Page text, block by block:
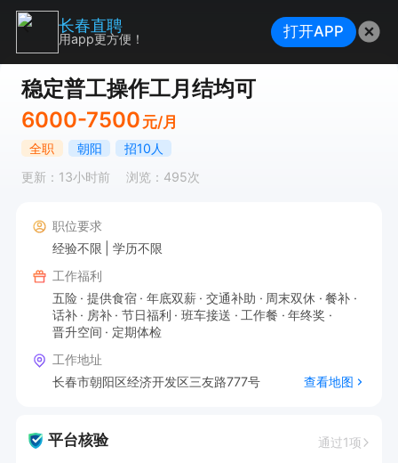
稳定普工操作工月结均可
6000-7500 元/月
全职 朝阳
招10人
更新：13小时前
浏览：495次
职位要求
经验不限
学历不限
工作福利
五险
提供食宿 年底双薪 交通补助 周末双休
餐补
话补
房补 节日福利 班车接送 工作餐
年终奖
晋升空间
定期体检
工作地址
长春市朝阳区经济开发区三友路777号
查看地图
平台核验 通过1项
长春直聘
用app更方便！ 打开APP